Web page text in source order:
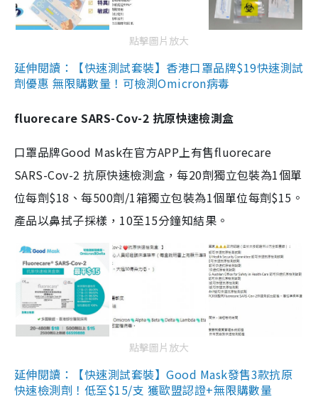
點擊圖片放大
延伸閱讀：【快速測試套裝】香港口罩品牌$19快速測試
劑優惠 無限購數量！可檢測Omicron病毒
fluorecare SARS-Cov-2 抗原快速檢測盒
口罩品牌Good Mask在官方APP上有售fluorecare
SARS-Cov-2 抗原快速檢測盒，每20劑獨立包裝為1個單
位每劑$18、每500劑/1箱獨立包裝為1個單位每劑$15。
產品以鼻拭子採樣，10至15分鐘知結果。
點擊圖片放大
延伸閱讀：【快速測試套裝】Good Mask發售3款抗原
快速檢測劑！低至$15/支 獲歐盟認證+無限購數量